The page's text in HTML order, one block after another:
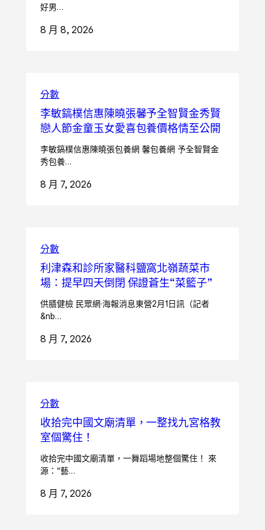
好男…
8 月 8, 2026
分數
李敏鎬樸信惠陳曉張馨予全智賢金秀賢
戀人節金童玉女愛喜包養價格情至公開
李敏鎬樸信惠陳曉張包養網 馨包養網 予全智賢金
秀包養…
8 月 7, 2026
分數
利津森和診所家醫科鹽窩北嶺蔬菜市
場：提早四天倒閉 保證蒼生“菜籃子”
供膳健檢 民眾網·海報消息東營2月1日訊（記者
&nb…
8 月 7, 2026
分數
收拾完中國文廟清單，一整找九宮格教
室個驚住！
收拾完中國文廟清單，一舞蹈場地整個驚住！ 來
源：“藝…
8 月 7, 2026